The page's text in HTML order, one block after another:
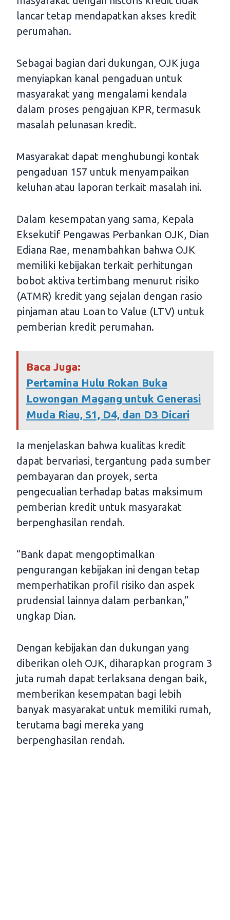
lancar tetap mendapatkan akses kredit
perumahan.
Sebagai bagian dari dukungan, OJK juga
menyiapkan kanal pengaduan untuk
masyarakat yang mengalami kendala
dalam proses pengajuan KPR, termasuk
masalah pelunasan kredit.
Masyarakat dapat menghubungi kontak
pengaduan 157 untuk menyampaikan
keluhan atau laporan terkait masalah ini.
Dalam kesempatan yang sama, Kepala
Eksekutif Pengawas Perbankan OJK, Dian
Ediana Rae, menambahkan bahwa OJK
memiliki kebijakan terkait perhitungan
bobot aktiva tertimbang menurut risiko
(ATMR) kredit yang sejalan dengan rasio
pinjaman atau Loan to Value (LTV) untuk
pemberian kredit perumahan.
Baca Juga:
Pertamina Hulu Rokan Buka
Lowongan Magang untuk Generasi
Muda Riau, S1, D4, dan D3 Dicari
Ia menjelaskan bahwa kualitas kredit
dapat bervariasi, tergantung pada sumber
pembayaran dan proyek, serta
pengecualian terhadap batas maksimum
pemberian kredit untuk masyarakat
berpenghasilan rendah.
“Bank dapat mengoptimalkan
pengurangan kebijakan ini dengan tetap
memperhatikan profil risiko dan aspek
prudensial lainnya dalam perbankan,”
ungkap Dian.
Dengan kebijakan dan dukungan yang
diberikan oleh OJK, diharapkan program 3
juta rumah dapat terlaksana dengan baik,
memberikan kesempatan bagi lebih
banyak masyarakat untuk memiliki rumah,
terutama bagi mereka yang
berpenghasilan rendah.